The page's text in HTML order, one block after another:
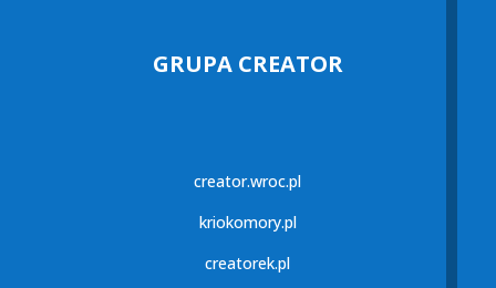
GRUPA CREATOR
creator.wroc.pl
kriokomory.pl
creatorek.pl